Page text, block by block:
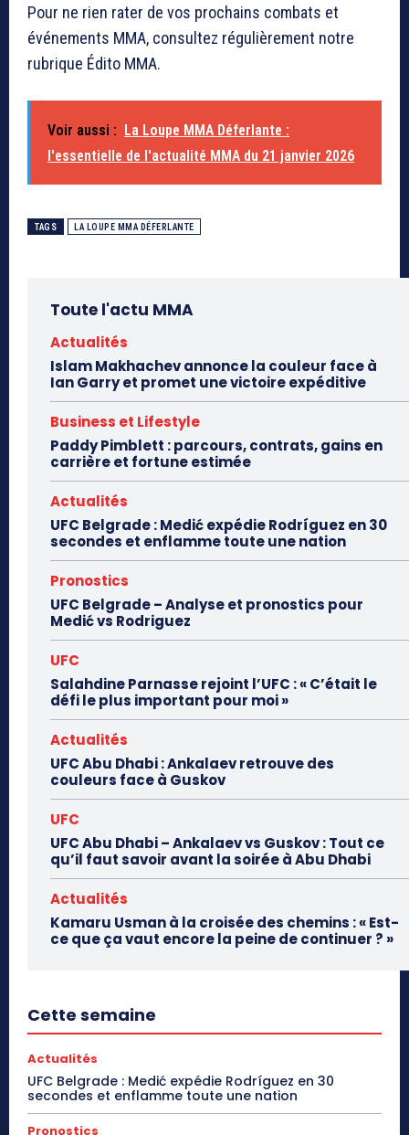
Pour ne rien rater de vos prochains combats et
événements MMA, consultez régulièrement notre
rubrique Édito MMA.
Voir aussi : La Loupe MMA Déferlante :
l'essentielle de l'actualité MMA du 21 janvier 2026
TAGS LA LOUPE MMA DÉFERLANTE
Toute l'actu MMA
Actualités
Islam Makhachev annonce la couleur face à
Ian Garry et promet une victoire expéditive
Business et Lifestyle
Paddy Pimblett : parcours, contrats, gains en
carrière et fortune estimée
Actualités
UFC Belgrade : Medić expédie Rodríguez en 30
secondes et enflamme toute une nation
Pronostics
UFC Belgrade – Analyse et pronostics pour
Medić vs Rodriguez
UFC
Salahdine Parnasse rejoint l’UFC : « C’était le
défi le plus important pour moi »
Actualités
UFC Abu Dhabi : Ankalaev retrouve des
couleurs face à Guskov
UFC
UFC Abu Dhabi – Ankalaev vs Guskov : Tout ce
qu’il faut savoir avant la soirée à Abu Dhabi
Actualités
Kamaru Usman à la croisée des chemins : « Est-
ce que ça vaut encore la peine de continuer ? »
Cette semaine
Actualités
UFC Belgrade : Medić expédie Rodríguez en 30
secondes et enflamme toute une nation
Pronostics